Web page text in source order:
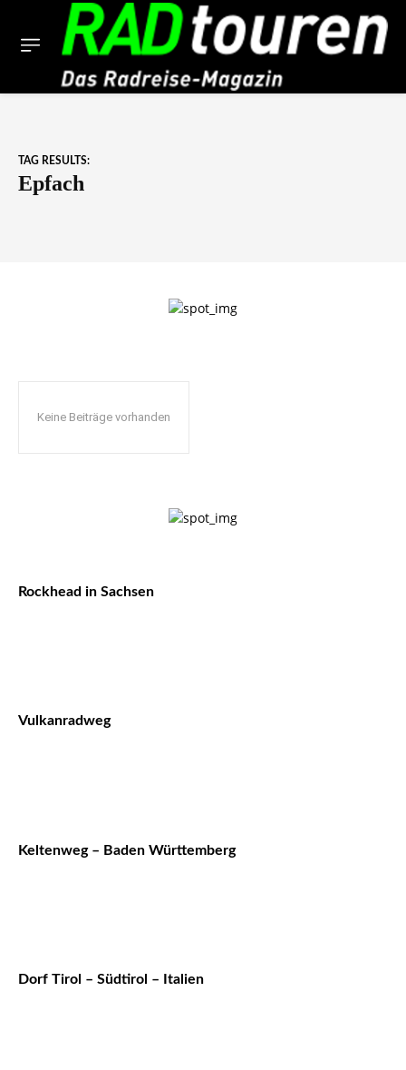
TAG RESULTS:
Epfach
Keine Beiträge vorhanden
Rockhead in Sachsen
Vulkanradweg
Keltenweg – Baden Württemberg
Dorf Tirol – Südtirol – Italien